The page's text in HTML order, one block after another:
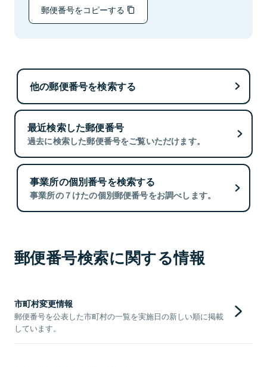
郵便番号をコピーする
他の郵便番号を検索する
最近検索した郵便番号
過去に検索した郵便番号をご覧いただけます。
事業所の個別番号を検索する
事業所の７けたの個別郵便番号をお調べします。
郵便番号検索に関する情報
市町村変更情報
郵便番号を公表した市町村の一覧を実施日の新しい順に掲載
しています。